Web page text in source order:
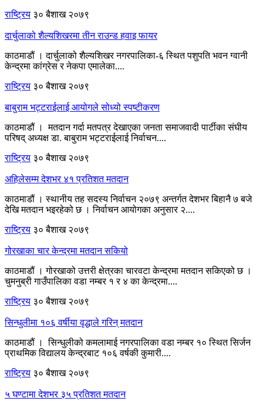
राष्ट्रिय ३० बैशाख २०७९
दार्चुलाको शैल्यशिखरमा तीन राउन्ड हवाइ फायर
काठमाडौं । दार्चुलाको शैल्यशिखर नगरपालिका-६ स्थित पशुपति भवन ग्वानी
केन्द्रमा कांग्रेस र नेकपा एमालेका....
राष्ट्रिय ३० बैशाख २०७९
बाबुराम भट्टराईलाई आयोगले सोध्यो स्पष्टीकरण
काठमाडौं । मतदान गर्दा मतपत्र देखाएका जनता समाजवादी पार्टीका संघीय
परिषद् अध्यक्ष डा. बाबुराम भट्टराईलाई निर्वाचन....
राष्ट्रिय ३० बैशाख २०७९
अहिलेसम्म देशभर ४१ प्रतिशत मतदान
काठमाडौं । स्थानीय तह सदस्य निर्वाचन २०७९ अन्तर्गत देशभर बिहानै ७ बजे
देखि मतदान भइरहेको छ । निर्वाचन आयोगका अनुसार २....
राष्ट्रिय ३० बैशाख २०७९
गोरखाका चार केन्द्रमा मतदान सकियो
काठमाडौं । गोरखाको उत्तरी क्षेत्रका चारवटा केन्द्रमा मतदान सकिएको छ ।
चुमनुब्री गाउँपालिका वडा नम्बर १ र ४ का केन्द्रमा....
राष्ट्रिय ३० बैशाख २०७९
सिन्धुलीमा १०६ वर्षीया वृद्धाले गरिन् मतदान
काठमाडौं । सिन्धुलीको कमलामाई नगरपालिका वडा नम्बर १० स्थित सिर्जन
प्राथमिक विद्यालय केन्द्रबाट १०६ वर्षकी कुमारी....
राष्ट्रिय ३० बैशाख २०७९
५ घण्टामा देशभर ३५ प्रतिशत मतदान